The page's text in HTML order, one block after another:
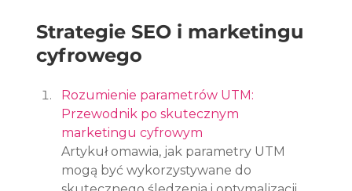
Strategie SEO i marketingu
cyfrowego
Rozumienie parametrów UTM:
Przewodnik po skutecznym
marketingu cyfrowym
Artykuł omawia, jak parametry UTM
mogą być wykorzystywane do